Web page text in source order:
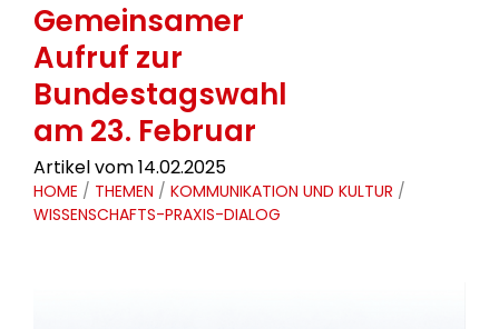
Gemeinsamer
Aufruf zur
Bundestagswahl
am 23. Februar
Artikel vom 14.02.2025
HOME / THEMEN / KOMMUNIKATION UND KULTUR /
WISSENSCHAFTS-PRAXIS-DIALOG